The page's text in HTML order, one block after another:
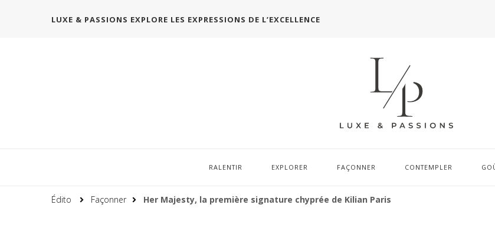
LUXE & PASSIONS EXPLORE LES EXPRESSIONS DE L’EXCELLENCE
RALENTIR EXPLORER FAÇONNER CONTEMPLER
Édito Façonner Her Majesty, la première signature chyprée de Kilian Paris